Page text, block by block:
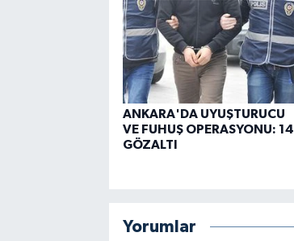
ANKARA'DA UYUŞTURUCU
VE FUHUŞ OPERASYONU: 14
GÖZALTI
Yorumlar